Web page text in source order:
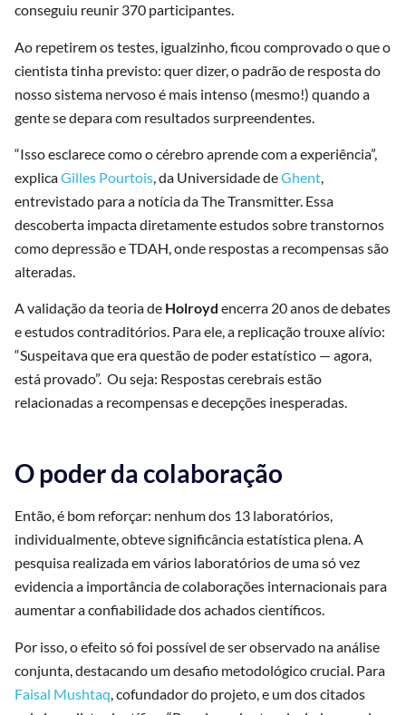
conseguiu reunir 370 participantes.
Ao repetirem os testes, igualzinho, ficou comprovado o que o
cientista tinha previsto: quer dizer, o padrão de resposta do
nosso sistema nervoso é mais intenso (mesmo!) quando a
gente se depara com resultados surpreendentes.
“Isso esclarece como o cérebro aprende com a experiência”,
explicaGilles Pourtois, da Universidade deGhent,
entrevistado para a notícia da The Transmitter. Essa
descoberta impacta diretamente estudos sobre transtornos
como depressão e TDAH, onde respostas a recompensas são
alteradas.
A validação da teoria de Holroyd encerra 20 anos de debates
e estudos contraditórios. Para ele, a replicação trouxe alívio:
“Suspeitava que era questão de poder estatístico — agora,
está provado”. Ou seja: Respostas cerebrais estão
relacionadas a recompensas e decepções inesperadas.
O poder da colaboração
Então, é bom reforçar: nenhum dos 13 laboratórios,
individualmente, obteve significância estatística plena. A
pesquisa realizada em vários laboratórios de uma só vez
evidencia a importância de colaborações internacionais para
aumentar a confiabilidade dos achados científicos.
Por isso, o efeito só foi possível de ser observado na análise
conjunta, destacando um desafio metodológico crucial. Para
Faisal Mushtaq , cofundador do projeto, e um dos citados